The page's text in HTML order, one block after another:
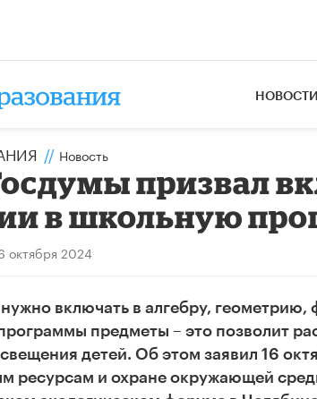
НОВОСТИ
// Новость
призвал
в школьную
октября 2024
включать в алгебру,
предметы – это позволит
детей. Об этом заявил 16
ресурсам и охране окружающей